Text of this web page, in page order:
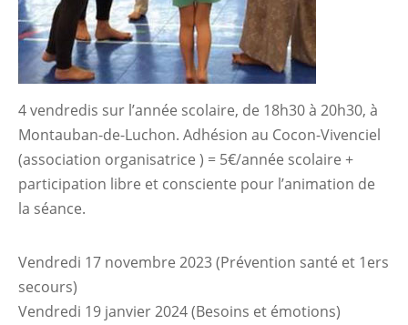
4 vendredis sur l’année scolaire, de 18h30 à 20h30, à
Montauban-de-Luchon. Adhésion au Cocon-Vivenciel
(association organisatrice ) = 5€/année scolaire +
participation libre et consciente pour l’animation de
la séance.
Vendredi 17 novembre 2023 (Prévention santé et 1ers
secours)
Vendredi 19 janvier 2024 (Besoins et émotions)